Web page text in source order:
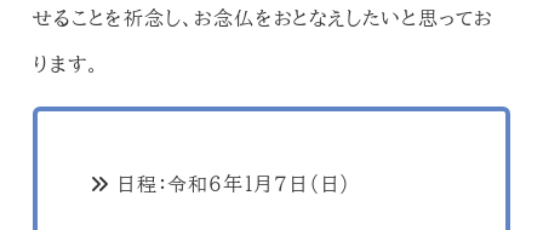
せることを祈念し、お念仏をおとなえしたいと思ってお
ります。
日程：令和６年１月７日（日）